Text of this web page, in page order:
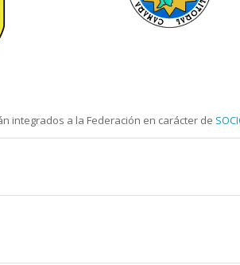
integrados a la Federación en carácter de